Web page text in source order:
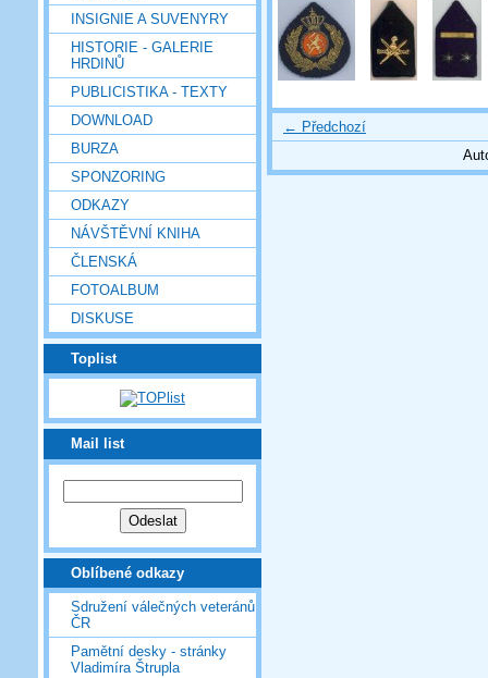
INSIGNIE A SUVENYRY
HISTORIE - GALERIE
HRDINŮ
PUBLICISTIKA - TEXTY
DOWNLOAD
BURZA
SPONZORING
ODKAZY
NÁVŠTĚVNÍ KNIHA
ČLENSKÁ
FOTOALBUM
DISKUSE
Toplist
Mail list
Oblíbené odkazy
Sdružení válečných veteránů
ČR
Pamětní desky - stránky
Vladimíra Štrupla
← Předchozí